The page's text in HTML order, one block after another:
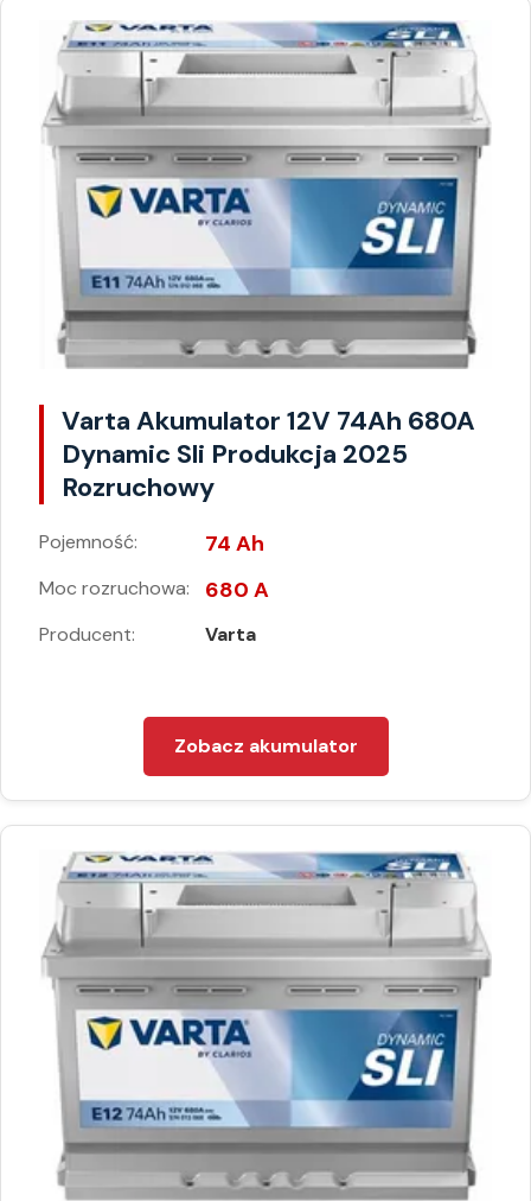
Varta Akumulator 12V 74Ah 680A
Dynamic Sli Produkcja 2025
Rozruchowy
Pojemność: 74 Ah
Moc rozruchowa: 680 A
Producent: Varta
Zobacz akumulator